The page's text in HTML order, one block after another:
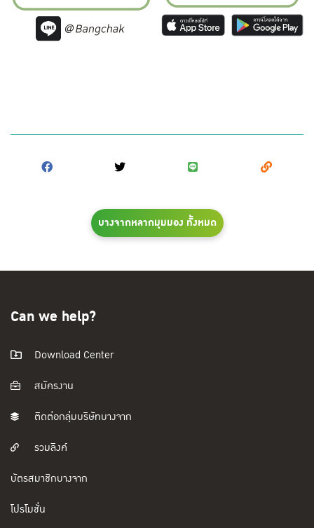
บางจากหลากมุมมอง ทั้งหมด
Can we help?
Download Center
สมัครงาน
ติดต่อกลุ่มบริษัทบางจาก
รวมลิงค์
บัตรสมาชิกบางจาก
โปรโมชั่น